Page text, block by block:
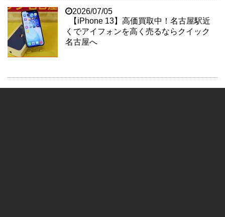
2026/07/05
【iPhone 13】高価買取中！名古屋駅近
くでアイフォンを高く売るならクイック
名古屋へ